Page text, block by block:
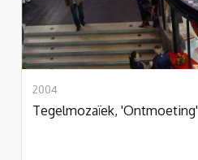
2004
Tegelmozaïek, 'Ontmoeting'